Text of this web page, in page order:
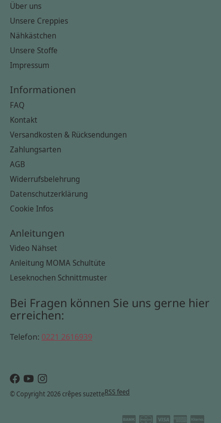
Über uns
Unsere Creppies
Nähkästchen
Unsere Stoffe
Impressum
Informationen
FAQ
Kontakt
Versandkosten & Rücksendungen
Zahlungsarten
AGB
Widerrufsbelehrung
Datenschutzerklärung
Cookie Infos
Anleitungen
Video Nähset
Anleitung MOMA Schultüte
Leseknochen Schnittmuster
Bei Fragen können Sie uns gerne hier
erreichen:
Telefon: 0221 2616939
© Copyright 2026 crêpes suzetteRSS feed